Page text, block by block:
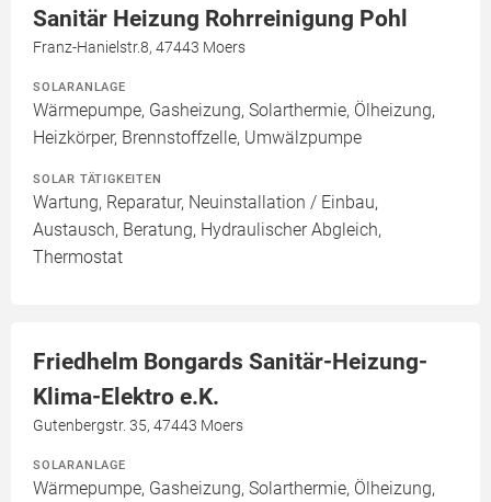
Sanitär Heizung Rohrreinigung Pohl
Franz-Hanielstr.8, 47443 Moers
SOLARANLAGE
Wärmepumpe, Gasheizung, Solarthermie, Ölheizung,
Heizkörper, Brennstoffzelle, Umwälzpumpe
SOLAR TÄTIGKEITEN
Wartung, Reparatur, Neuinstallation / Einbau,
Austausch, Beratung, Hydraulischer Abgleich,
Thermostat
Friedhelm Bongards Sanitär-Heizung-
Klima-Elektro e.K.
Gutenbergstr. 35, 47443 Moers
SOLARANLAGE
Wärmepumpe, Gasheizung, Solarthermie, Ölheizung,